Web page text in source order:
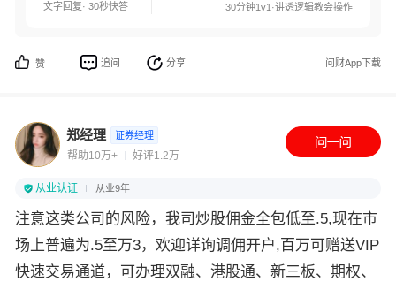
文字回复· 30秒快答 30分钟1v1·讲透逻辑教会操作
赞 追问 分享 问财App下载
郑经理 证券经理
帮助10万+ 好评1.2万
从业认证 从业9年
注意这类公司的风险，我司炒股佣金全包低至.5,现在市
场上普遍为.5至万3，欢迎详询调佣开户,百万可赠送VIP
快速交易通道，可办理双融、港股通、新三板、期权、